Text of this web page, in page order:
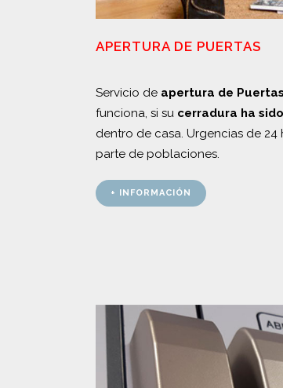
APERTURA DE PUERTAS
Servicio de apertura de
funciona, si su cerradura ha
dentro de casa. Urgencias de
parte de poblaciones.
+ INFORMACIÓN